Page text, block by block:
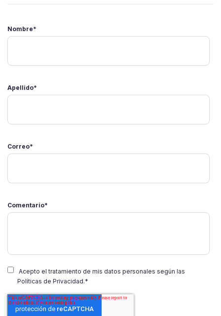
Nombre*
Apellido*
Correo*
Comentario*
Acepto el tratamiento de mis datos personales según las
Políticas de Privacidad.*